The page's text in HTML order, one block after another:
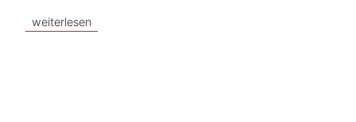
weiterlesen